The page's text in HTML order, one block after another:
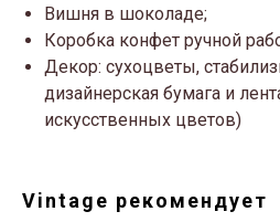
Вишня в шоколаде;
Коробка конфет ручной
Декор: сухоцветы,
дизайнерская бумага и
искусственных цветов)
Vintage рекомендует